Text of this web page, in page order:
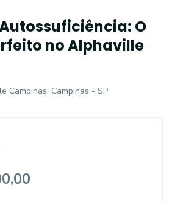
O
no Alphaville
Campinas, Campinas - SP